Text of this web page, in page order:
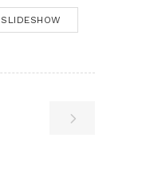
SLIDESHOW